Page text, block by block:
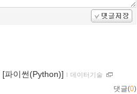
파이썬(Python)] ｌ 데이터기술
댓글(0)